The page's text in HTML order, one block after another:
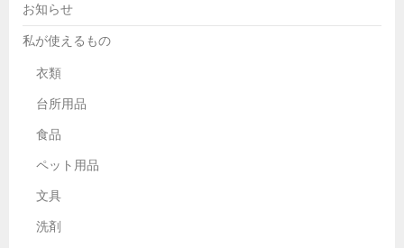
お知らせ
私が使えるもの
衣類
台所用品
食品
ペット用品
文具
洗剤